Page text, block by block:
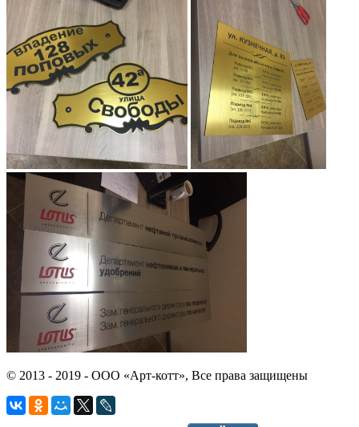
© 2013 - 2019 - ООО «Арт-котт», Все права защищены